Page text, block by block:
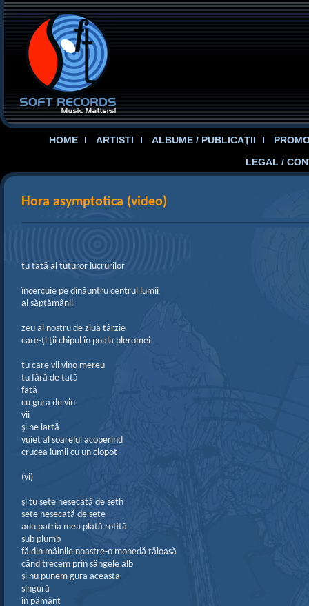
HOME ARTISTI ALBUME / PUBLICAŢII
LEGAL /
Hora asymptotica (video)
tu tată al tuturor lucrurilor
încercuie pe dinăuntru centrul lumii
al săptămânii
zeu al nostru de ziuă târzie
care-ţi ţii chipul în poala pleromei
tu care vii vino mereu
tu fără de tată
fată
cu gura de vin
vii
şi ne iartă
vuiet al soarelui acoperind
crucea lumii cu un clopot
(vi)
şi tu sete nesecată de seth
sete nesecată de sete
adu patria mea plată rotită
sub plumb
fă din mâinile noastre-o monedă tăioasă
când trecem prin sângele alb
şi nu punem gura aceasta
singură
în pământ